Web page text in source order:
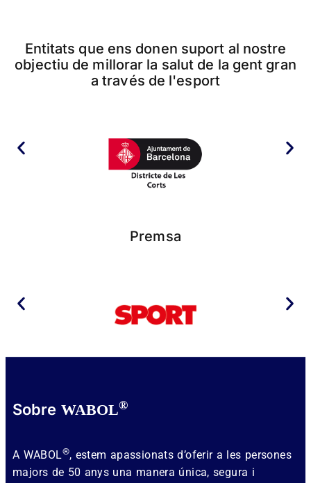
Entitats que ens donen suport al nostre
objectiu de millorar la salut de la gent gran
a través de l'esport
Premsa
Sobre WABOL®
A WABOL®, estem apassionats d’oferir a les persones
majors de 50 anys una manera única, segura i